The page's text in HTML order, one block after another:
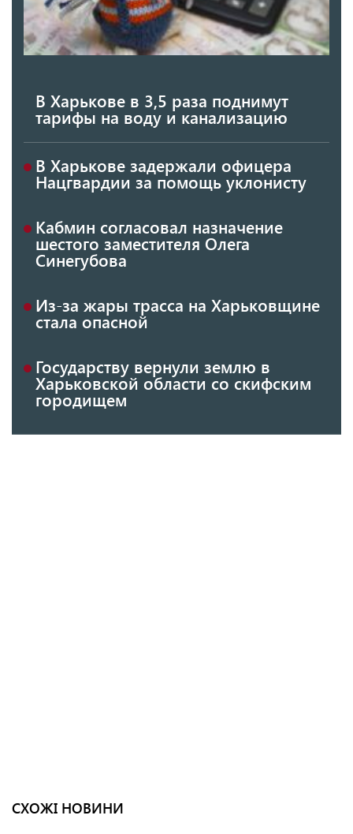
В Харькове в 3,5 раза поднимут
тарифы на воду и канализацию
В Харькове задержали офицера
Нацгвардии за помощь уклонисту
Кабмин согласовал назначение
шестого заместителя Олега
Синегубова
Из-за жары трасса на Харьковщине
стала опасной
Государству вернули землю в
Харьковской области со скифским
городищем
СХОЖІ НОВИНИ